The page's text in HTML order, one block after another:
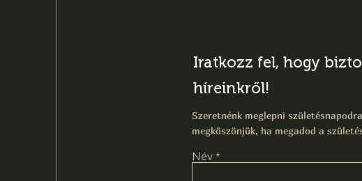
Iratkozz fel, hogy
híreinkről!
Szeretnénk meglepni
megköszönjük, ha megadod a
Név